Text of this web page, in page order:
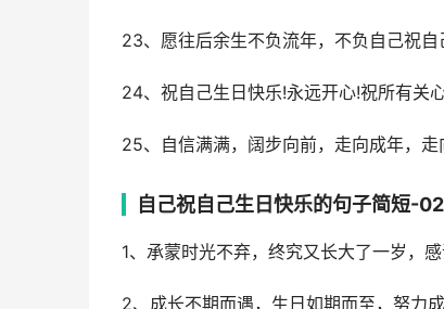
23、愿往后余生不负流年，不负自己祝自
24、祝自己生日快乐!永远开心!祝所有关
25、自信满满，阔步向前，走向成年，走
自己祝自己生日快乐的句子简短-02
1、承蒙时光不弃，终究又长大了一岁，
2、成长不期而遇，生日如期而至，努力